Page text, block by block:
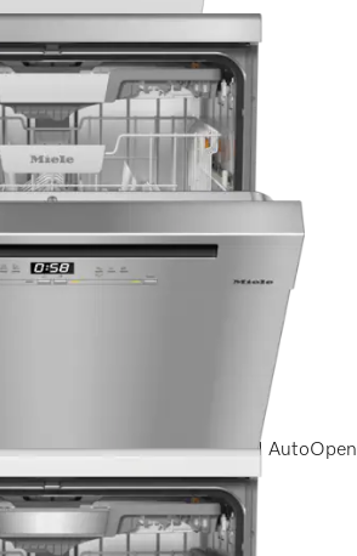
Körbe I QuickPowerWash I AutoOpen